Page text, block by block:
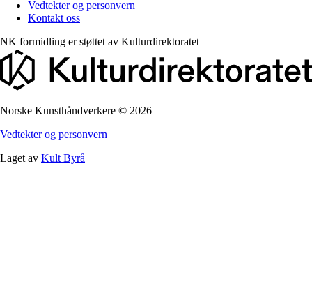
Vedtekter og personvern
Kontakt oss
NK formidling er støttet av Kulturdirektoratet
Norske Kunsthåndverkere © 2026
Vedtekter og personvern
Laget av Kult Byrå